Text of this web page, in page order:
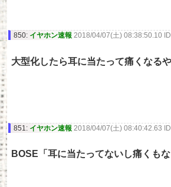
850: イヤホン速報 2018/04/07(土) 08:38:50.10
大型化したら耳に当たって痛くなる
851: イヤホン速報 2018/04/07(土) 08:40:42.63
BOSE「耳に当たってないし痛くもな